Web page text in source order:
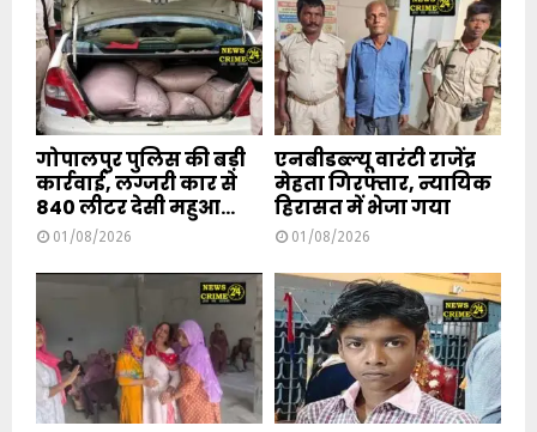
गोपालपुर पुलिस की बड़ी
कार्रवाई, लग्जरी कार से
840 लीटर देसी महुआ...
01/08/2026
एनबीडब्ल्यू वारंटी राजेंद्र
मेहता गिरफ्तार, न्यायिक
हिरासत में भेजा गया
01/08/2026